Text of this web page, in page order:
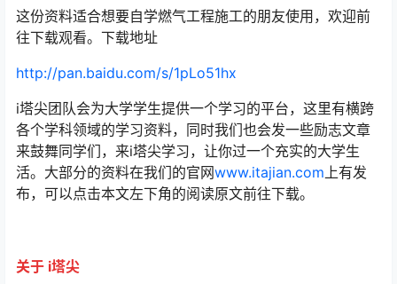
这份资料适合想要自学燃气工程施工的朋友使用，欢迎前
往下载观看。下载地址
http://pan.baidu.com/s/1pLo51hx
i塔尖团队会为大学学生提供一个学习的平台，这里有横跨
各个学科领域的学习资料，同时我们也会发一些励志文章
来鼓舞同学们，来i塔尖学习，让你过一个充实的大学生
活。大部分的资料在我们的官网www.itajian.com上有发
布，可以点击本文左下角的阅读原文前往下载。
关于 i塔尖